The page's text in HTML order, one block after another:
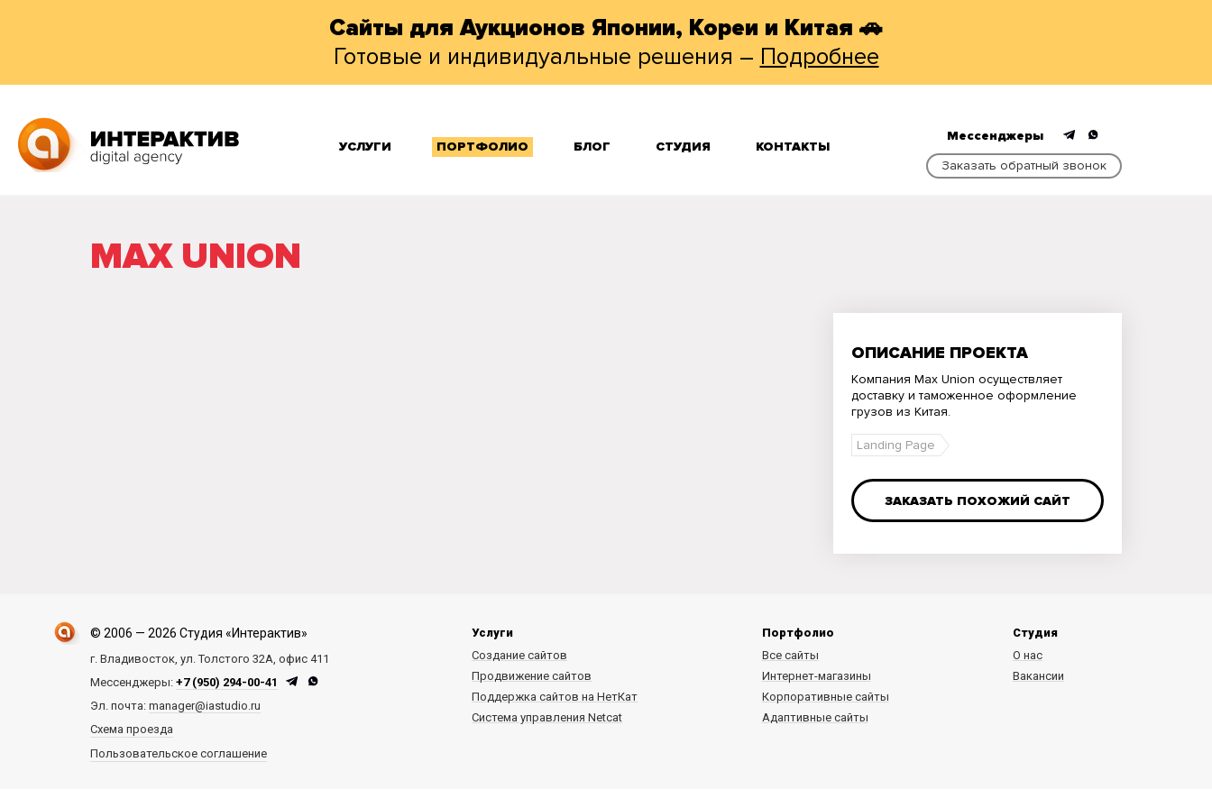
Сайты для Аукционов Японии, Кореи и Китая 🚗
Готовые и индивидуальные решения – Подробнее
Мессенджеры
Заказать обратный звонок
УСЛУГИ ПОРТФОЛИО БЛОГ СТУДИЯ КОНТАКТЫ
MAX UNION
ОПИСАНИЕ ПРОЕКТА
Компания Max Union осуществляет
доставку и таможенное оформление
грузов из Китая.
Landing Page
ЗАКАЗАТЬ ПОХОЖИЙ САЙТ
© 2006 — 2026 Студия «Интерактив»
г. Владивосток, ул. Толстого 32А, офис 411
Мессенджеры: +7 (950) 294-00-41
Эл. почта: manager@iastudio.ru
Схема проезда
Пользовательское соглашение
Услуги
Создание сайтов
Продвижение сайтов
Поддержка сайтов на НетКат
Система управления Netcat
Портфолио
Все сайты
Интернет-магазины
Корпоративные сайты
Адаптивные сайты
Студия
О нас
Вакансии